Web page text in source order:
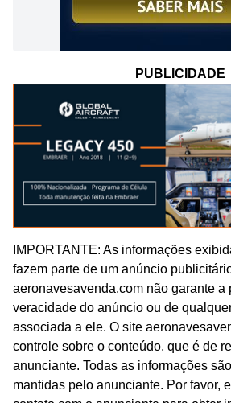
PUBLICIDADE
IMPORTANTE: As informações
fazem parte de um anúncio
aeronavesavenda.com não garante a
veracidade do anúncio ou de
associada a ele. O site
controle sobre o conteúdo, que é de
anunciante. Todas as informações
mantidas pelo anunciante. Por favor,